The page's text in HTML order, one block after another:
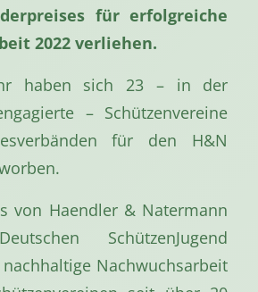
für erfolgreiche
2022 verliehen.
haben sich 23 – in der
– Schützenvereine
für den H&N
von Haendler & Natermann
SchützenJugend
Nachwuchsarbeit